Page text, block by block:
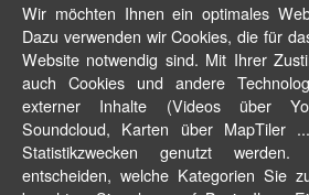
Wir möchten Ihnen ein optimales
Dazu verwenden wir Cookies, die für
Website notwendig sind. Mit Ihrer
auch Cookies und andere
externer Inhalte (Videos über
Soundcloud, Karten über MapTiler
Statistikzwecken genutzt
entscheiden, welche Kategorien Sie